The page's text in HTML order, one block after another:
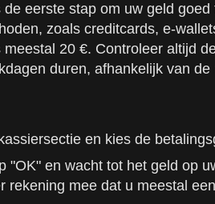
eerste stap om uw geld
zoals creditcards, e-
20 €. Controleer altijd
duren, afhankelijk van
en kies de
"OK" en wacht tot het geld op
rekening mee dat u meestal